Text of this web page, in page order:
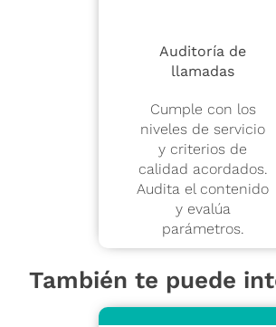
Auditoría de
llamadas
Cumple con los
niveles de servicio
y criterios de
calidad acordados.
Audita el contenido
y evalúa
parámetros.
También te puede